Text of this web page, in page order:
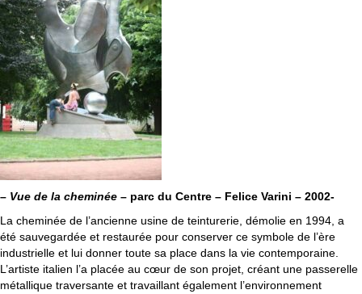
– Vue de la cheminée – parc du Centre – Felice Varini – 2002-
La cheminée de l’ancienne usine de teinturerie, démolie en 1994, a
été sauvegardée et restaurée pour conserver ce symbole de l’ère
industrielle et lui donner toute sa place dans la vie contemporaine.
L’artiste italien l’a placée au cœur de son projet, créant une passerelle
métallique traversante et travaillant également l’environnement